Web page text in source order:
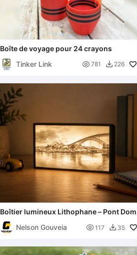
Boîte de voyage pour 24 crayons
Tinker Link
 781  226
Boîtier lumineux Lithophane – Pont Dom
Luís I (Porto)
Nelson Gouveia
 117  35